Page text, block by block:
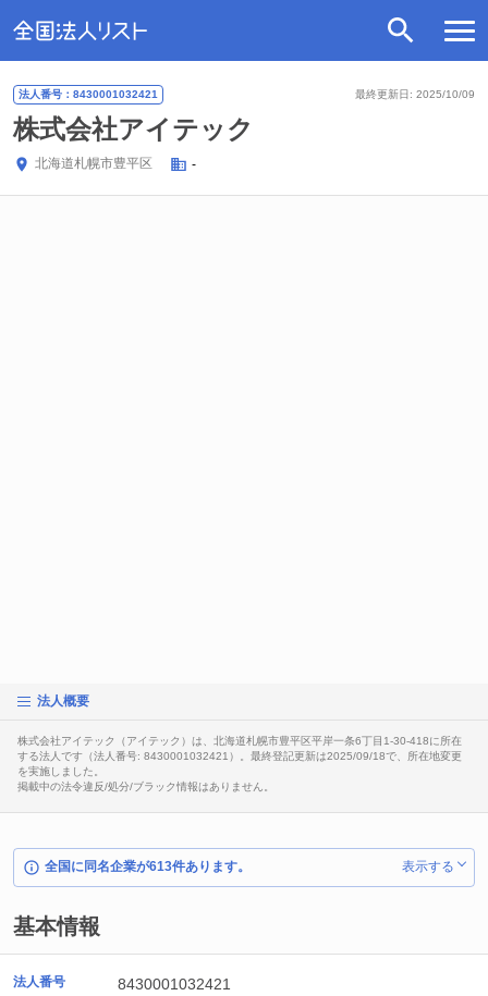
最終更新日: 2025/10/09
法人番号：8430001032421
株式会社アイテック
北海道札幌市豊平区 -
法人概要
株式会社アイテック（アイテック）は、北海道札幌市豊平区平岸一条6丁目1-30-418に所在
する法人です（法人番号: 8430001032421）。最終登記更新は2025/09/18で、所在地変更
を実施しました。
掲載中の法令違反/処分/ブラック情報はありません。
全国に同名企業が613件あります。 表示する
基本情報
法人番号 8430001032421